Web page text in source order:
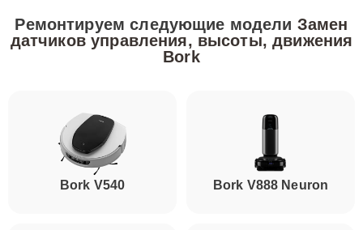
Ремонтируем следующие модели Замен
датчиков управления, высоты, движения
Bork
Bork V540 Bork V888 Neuron